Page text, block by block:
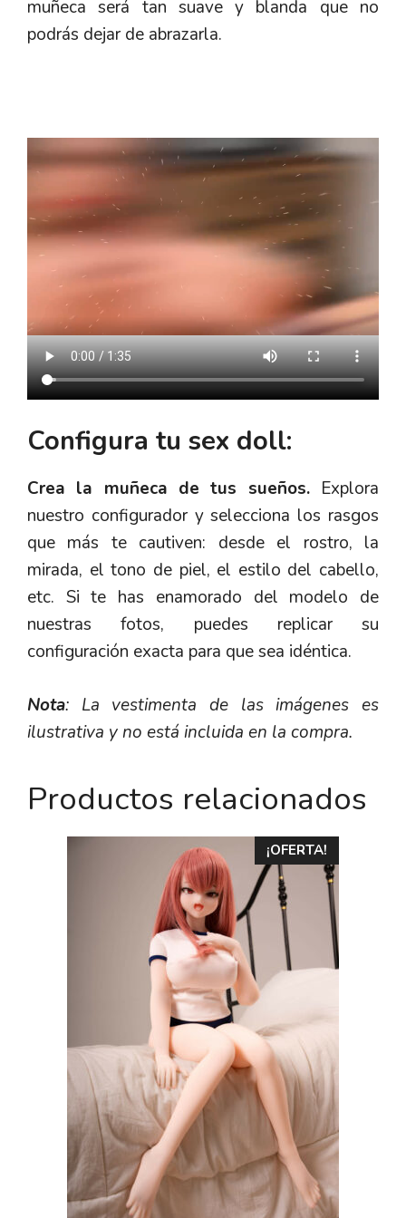
muñeca será tan suave y blanda que no
podrás dejar de abrazarla.
Configura tu sex doll:
Crea la muñeca de tus sueños.Explora
nuestro configurador y selecciona los rasgos
que más te cautiven: desde el rostro, la
mirada, el tono de piel, el estilo del cabello,
etc. Si te has enamorado del modelo de
nuestras fotos, puedes replicar su
configuración exacta para que sea idéntica.
Nota: La vestimenta de las imágenes es
ilustrativa y no está incluida en la compra.
Productos relacionados
¡OFERTA!